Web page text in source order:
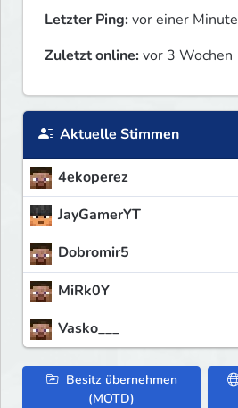
Letzter Ping:vor einer Minute
Zuletzt online:vor 3 Wochen
Aktuelle Stimmen
4ekoperez
JayGamerYT
Dobromir5
MiRk0Y
Vasko___
Besitz übernehmen
(MOTD)